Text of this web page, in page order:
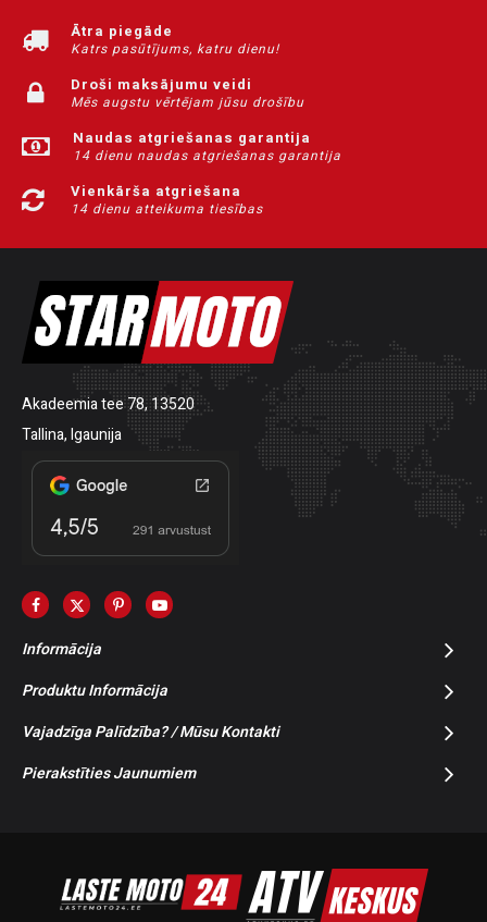
Ātra piegāde
Katrs pasūtījums, katru dienu!
Droši maksājumu veidi
Mēs augstu vērtējam jūsu drošību
Naudas atgriešanas garantija
14 dienu naudas atgriešanas garantija
Vienkārša atgriešana
14 dienu atteikuma tiesības
Akadeemia tee 78, 13520
Tallina, Igaunija
Informācija
Produktu Informācija
Vajadzīga Palīdzība? / Mūsu Kontakti
Pierakstīties Jaunumiem